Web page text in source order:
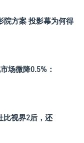
院方案 投影幕为何得
场微降0.5%：
比视界2后，还